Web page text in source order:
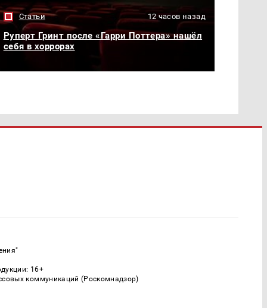
Статьи 12 часов назад
Руперт Гринт после «Гарри Поттера» нашёл
себя в хоррорах
16+
коммуникаций (Роскомнадзор)